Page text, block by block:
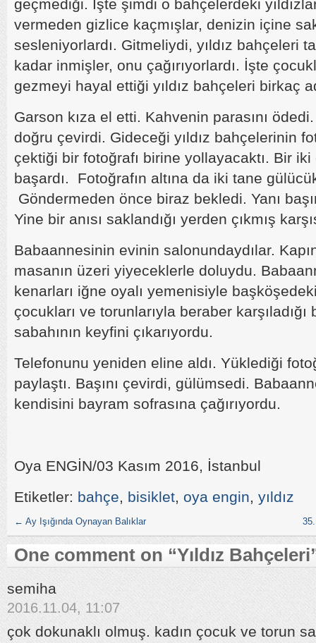
geçmediği. İşte şimdi o bahçelerdeki
vermeden gizlice kaçmışlar, denizin içine
sesleniyorlardı. Gitmeliydi, yıldız bahçeleri
kadar inmişler, onu çağırıyorlardı. İşte
gezmeyi hayal ettiği yıldız bahçeleri birkaç
Garson kıza el etti. Kahvenin parasını
doğru çevirdi. Gideceği yıldız bahçelerinin
çektiği bir fotoğrafı birine yollayacaktı. Bir
başardı. Fotoğrafın altına da iki tane
Göndermeden önce biraz bekledi. Yanı
Yine bir anısı saklandığı yerden çıkmış
Babaannesinin evinin salonundaydılar.
masanın üzeri yiyeceklerle doluydu.
kenarları iğne oyalı yemenisiyle
çocukları ve torunlarıyla beraber karşıladığı
sabahının keyfini çıkarıyordu.
Telefonunu yeniden eline aldı. Yüklediği
paylaştı. Başını çevirdi, gülümsedi.
kendisini bayram sofrasına çağırıyordu.
Oya ENGİN/03 Kasım 2016, İstanbul
Etiketler: bahçe, bisiklet, oya engin, yıldız
← Ay Işığında Oynayan Balıklar
One comment on “Yıldız Bahçeleri
semiha
2016.11.04, 11:07
çok dokunaklı olmuş. kadın çocuk ve torun